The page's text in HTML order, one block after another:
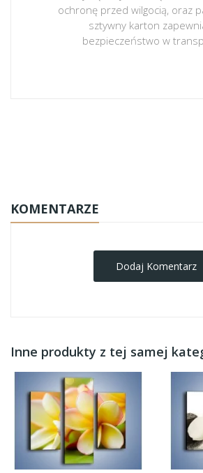
ochronę przed wilgocią, oraz
sztywny karton
bezpieczeństwo w
KOMENTARZE
Dodaj Komentarz
Inne produkty z tej samej